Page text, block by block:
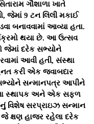
ગૌશાળા ખાતે
જેમાં 9 ટન લિલી મકાઈ
બનાવવામાં આવ્યા હતા.
થયા છે. આ ઉત્સવ
જેમાં દરેક સભ્યોને
આવી હતી, સંસ્થા
કરી એક જવાબદાર
સન્માનપત્ર આપીને
સ્થાપક અને એક સફળ
વિશેષ સરપ્રાઇઝ સન્માન
જે ક્ષણ હાજર રહેલા દરેક